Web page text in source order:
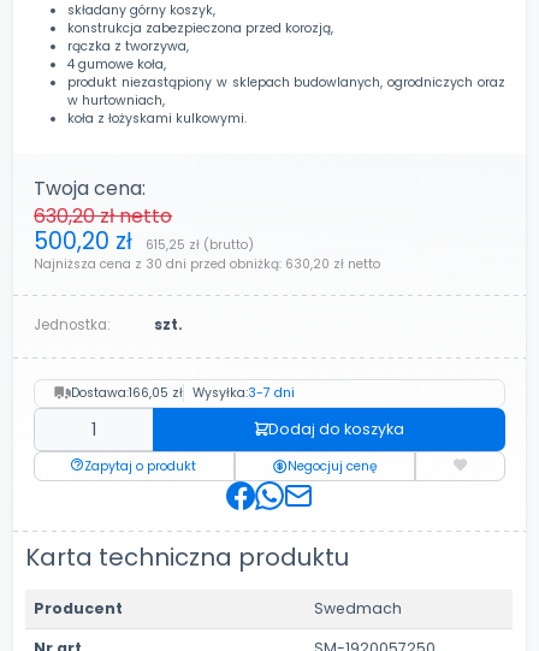
składany górny koszyk,
konstrukcja zabezpieczona przed korozją,
rączka z tworzywa,
4 gumowe koła,
produkt niezastąpiony w sklepach budowlanych, ogrodniczych oraz
w hurtowniach,
koła z łożyskami kulkowymi.
Twoja cena:
630,20 złnetto
500,20 zł 615,25 zł (brutto)
Najniższa cena z 30 dni przed obniżką: 630,20 zł netto
Jednostka: szt.
Dostawa:166,05 zł Wysyłka:3-7 dni
Dodaj do koszyka
Zapytaj o produkt Negocjuj cenę
Karta techniczna produktu
Producent
Swedmach